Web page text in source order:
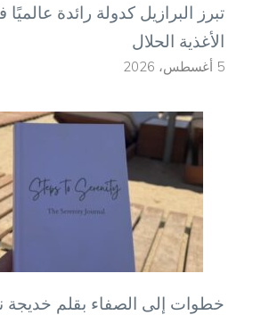
تبرز البرازيل كدولة رائدة
الأغذية الحلال
5 أغسطس، 2026
خطوات إلى الصفاء بقلم خديجة